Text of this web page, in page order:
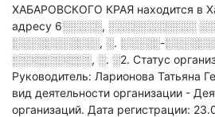
ХАБАРОВСКОГО КРАЯ находится в
адресу 6░░░░░, ░░░░░░░░░░░
░░░░░░░░░░░, ░. ░░░░░-
░░░░░░░░░░, ░. ░2. Статус
Руководитель: Ларионова Татьяна
вид деятельности организации -
организаций. Дата регистрации: